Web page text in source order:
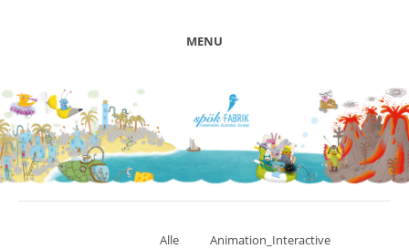
MENU
Alle
Animation_Interactive